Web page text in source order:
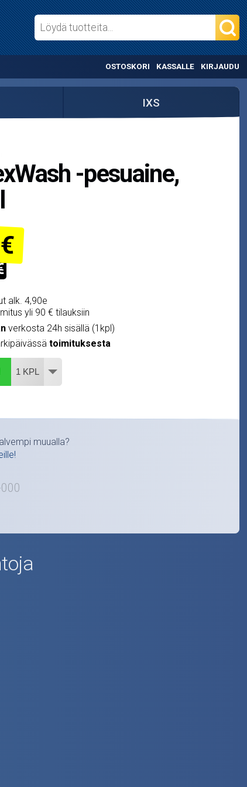
OSTOSKORI KASSALLE KIRJAUDU
IXS
-pesuaine,
alk. 4,90e
yli 90 € tilauksiin
verkosta 24h sisällä (1kpl)
toimituksesta
muualla?